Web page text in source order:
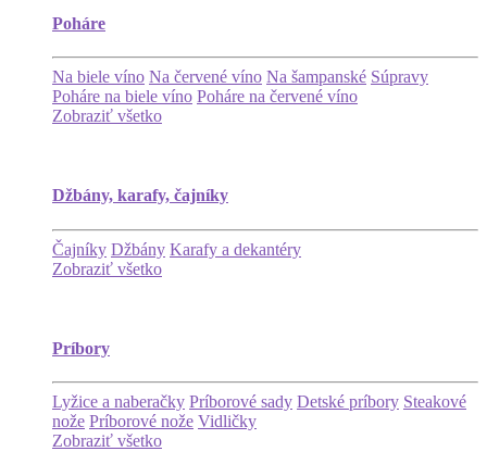
Poháre
Na biele víno Na červené víno Na šampanské Súpravy
Poháre na biele víno Poháre na červené víno
Zobraziť všetko
Džbány, karafy, čajníky
Čajníky Džbány Karafy a dekantéry
Zobraziť všetko
Príbory
Lyžice a naberačky Príborové sady Detské príbory Steakové
nože Príborové nože Vidličky
Zobraziť všetko